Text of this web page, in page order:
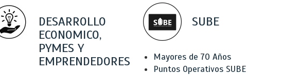
DESARROLLO
ECONOMICO,
PYMES Y
EMPRENDEDORES
SUBE
Mayores de 70 Años
Puntos Operativos SUBE